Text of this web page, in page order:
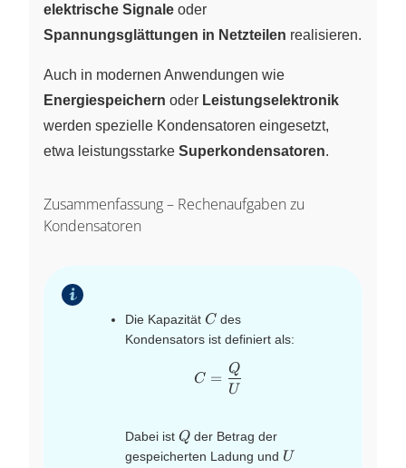
elektrische Signale oder
Spannungsglättungen in Netzteilen realisieren.
Auch in modernen Anwendungen wie
Energiespeichern oder Leistungselektronik
werden spezielle Kondensatoren eingesetzt,
etwa leistungsstarke Superkondensatoren.
Zusammenfassung – Rechenaufgaben zu
Kondensatoren
Die Kapazität C
C des
Kondensators ist definiert als:
C=\dfrac{Q}{U}
C =
U
Q
Dabei ist Q
Q der Betrag der
gespeicherten Ladung und U
U